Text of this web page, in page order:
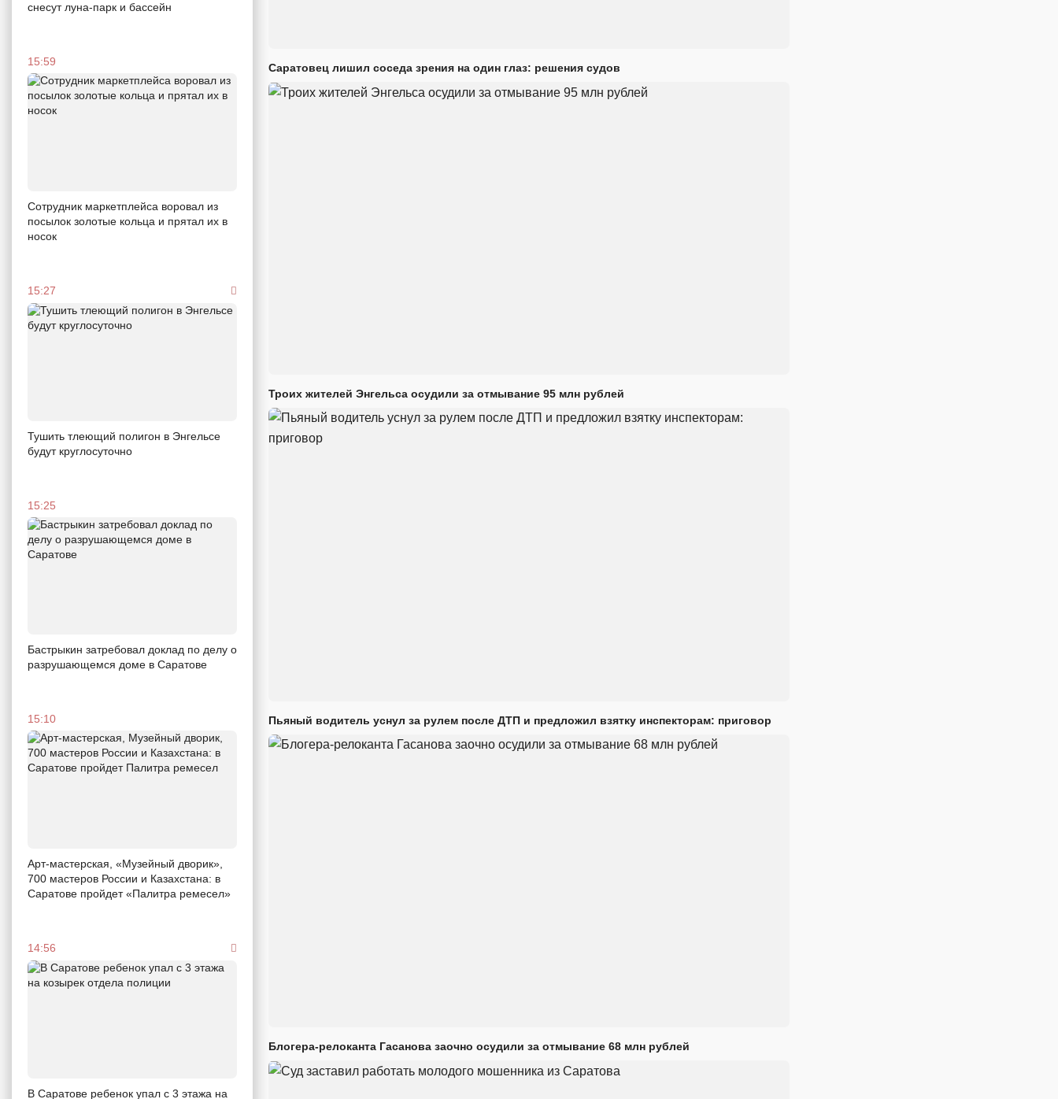
снесут луна-парк и бассейн
15:59
Сотрудник маркетплейса воровал из
посылок золотые кольца и прятал их в
носок
15:27
Тушить тлеющий полигон в Энгельсе
будут круглосуточно
15:25
Бастрыкин затребовал доклад по делу о
разрушающемся доме в Саратове
15:10
Арт-мастерская, «Музейный дворик»,
700 мастеров России и Казахстана: в
Саратове пройдет «Палитра ремесел»
14:56
В Саратове ребенок упал с 3 этажа на
Саратовец лишил соседа зрения на один глаз: решения судов
Троих жителей Энгельса осудили за отмывание 95 млн рублей
Пьяный водитель уснул за рулем после ДТП и предложил взятку инспекторам: приговор
Блогера-релоканта Гасанова заочно осудили за отмывание 68 млн рублей